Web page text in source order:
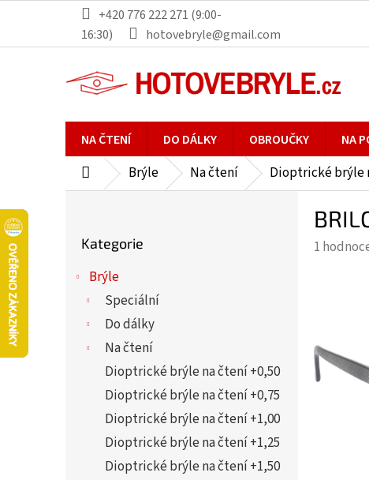
obsah
+420 776 222 271 (9:00-
16:30)
hotovebryle@gmail.com
NA ČTENÍ DO DÁLKY OBROUČKY NA
DomůBrýle Na čtení Dioptrické brýle
kategorie
Kategorie
Brýle
Speciální
Do dálky
Na čtení
Dioptrické brýle na čtení +0,50
Dioptrické brýle na čtení +0,75
Dioptrické brýle na čtení +1,00
Dioptrické brýle na čtení +1,25
Dioptrické brýle na čtení +1,50
5
1